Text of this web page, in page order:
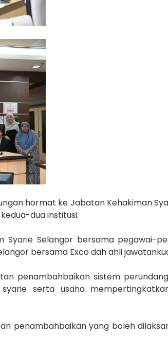
hormat ke Jabatan Kehakiman
dua institusi.
Syarie Selangor bersama pegawai-
bersama Exco dah ahli
penambahbaikan sistem
serta usaha
penambahbaikan yang boleh